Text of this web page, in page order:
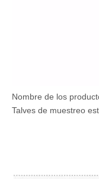
Nombre de los
Talves de muestreo